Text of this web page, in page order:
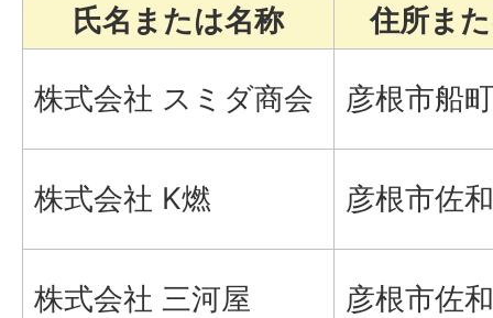
氏名または名称
住所ま
株式会社 スミダ商会 彦根市船
株式会社 K燃 彦根市佐
株式会社 三河屋 彦根市佐